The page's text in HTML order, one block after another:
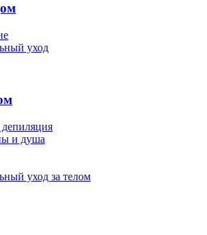
уход
и душа
уход за телом